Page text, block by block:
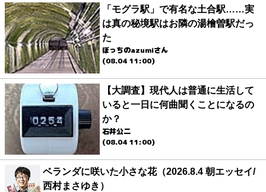
「モグラ駅」で有名な土合駅……実
は真の秘境駅はお隣の湯檜曽駅だっ
た
ぼっちのazumiさん
(08.04 11:00)
【大調査】現代人は普通に生活して
いると一日に何曲聞くことになるの
か？
石井公二
(08.04 11:00)
ベランダに咲いた小さな花（2026.8.4 朝エッセイ/
西村まさゆき）